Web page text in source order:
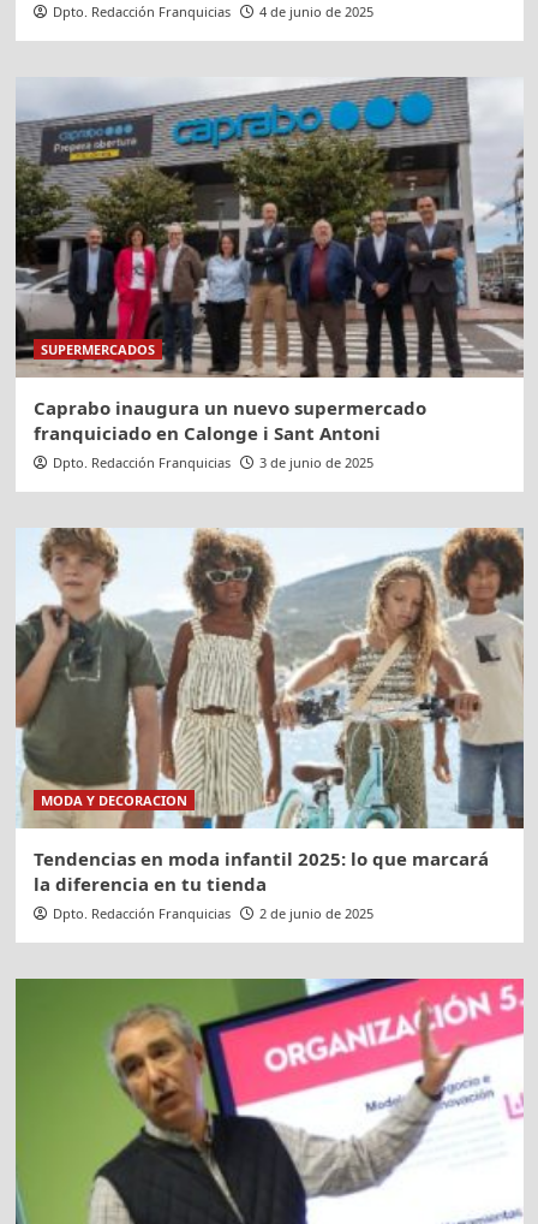
Dpto. Redacción Franquicias 4 de junio de 2025
SUPERMERCADOS
Caprabo inaugura un nuevo supermercado
franquiciado en Calonge i Sant Antoni
Dpto. Redacción Franquicias 3 de junio de 2025
MODA Y DECORACION
Tendencias en moda infantil 2025: lo que marcará
la diferencia en tu tienda
Dpto. Redacción Franquicias 2 de junio de 2025